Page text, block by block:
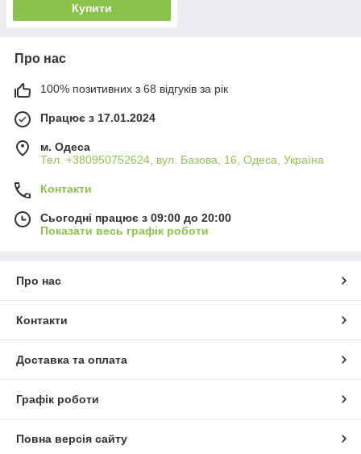
Купити
Про нас
100% позитивних з 68 відгуків за рік
Працює з 17.01.2024
м. Одеса
Тел. +380950752624, вул. Базова, 16, Одеса, Україна
Контакти
Сьогодні працює з 09:00 до 20:00
Показати весь графік роботи
Про нас
Контакти
Доставка та оплата
Графік роботи
Повна версія сайту